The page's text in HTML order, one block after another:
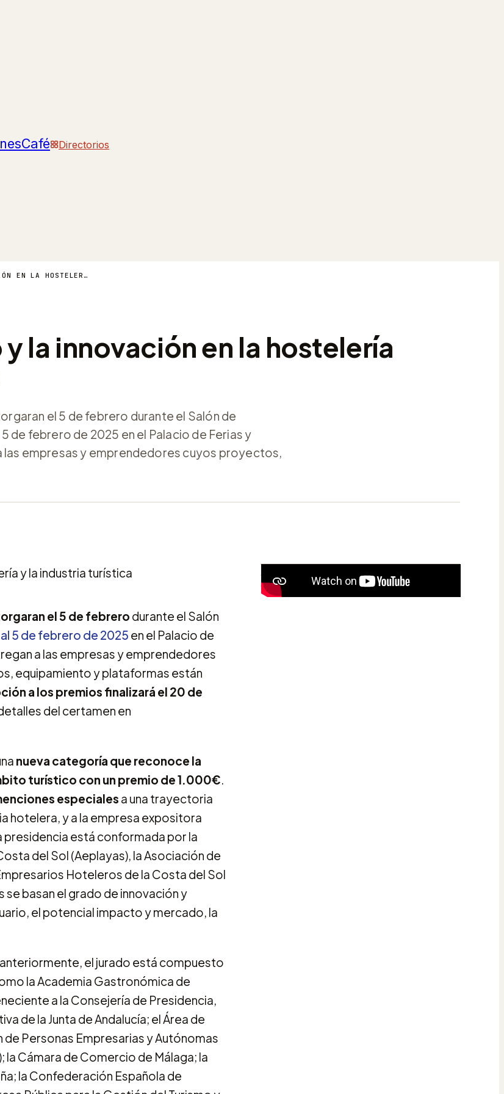
Café Directorios
H&T PREMIA EL TALENTO Y LA INNOVACIÓN EN LA HOSTELERÍA Y LA INDUSTRIA TURÍSTICA
la innovación en la hostelería
el 5 de febrero durante el Salón de
de febrero de 2025 en el Palacio de Ferias y
empresas y emprendedores cuyos proyectos,
el 5 de febrero durante el Salón
5 de febrero de 2025 en el Palacio de
a las empresas y emprendedores
equipamiento y plataformas están
a los premios finalizará el 20 de
del certamen en
nueva categoría que reconoce la
turístico con un premio de 1.000€.
especiales a una trayectoria
hotelera, y a la empresa expositora
presidencia está conformada por la
del Sol (Aeplayas), la Asociación de
Hoteleros de la Costa del Sol
basan el grado de innovación y
el potencial impacto y mercado, la
el jurado está compuesto
la Academia Gastronómica de
a la Consejería de Presidencia,
de la Junta de Andalucía; el Área de
Personas Empresarias y Autónomas
la Cámara de Comercio de Málaga; la
la Confederación Española de